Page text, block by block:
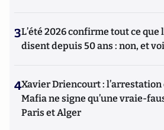
3L’été 2026 confirme tout ce que
disent depuis 50 ans : non, et
4Xavier Driencourt : l’arrestation
Mafia ne signe qu’une vraie-
Paris et Alger